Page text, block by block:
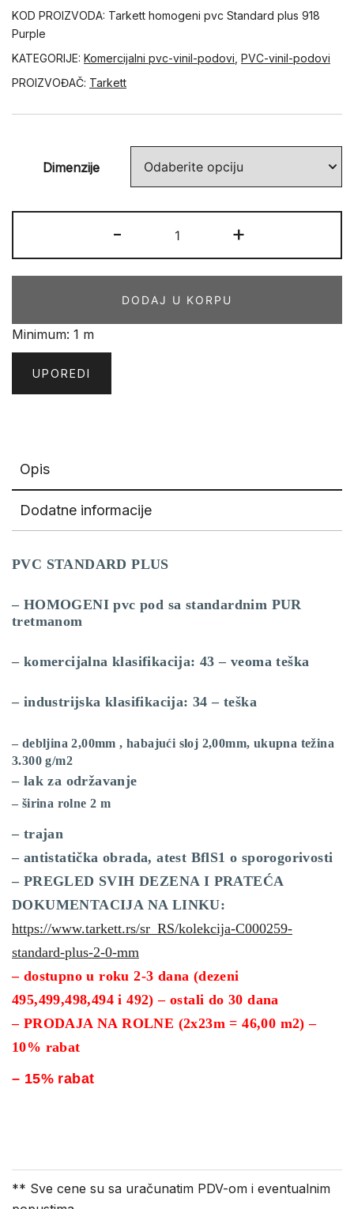
KOD PROIZVODA: Tarkett homogeni pvc Standard plus 918
Purple
KATEGORIJE: Komercijalni pvc-vinil-podovi PVC-vinil-podovi
PROIZVOĐAČ: Tarkett
Dimenzije
-
PLUS
918
količina
+
DODAJ U KORPU
Minimum: 1 m
UPOREDI
Opis
Dodatne informacije
PVC STANDARD PLUS
– HOMOGENI pvc pod sa standardnim PUR
tretmanom
– komercijalna klasifikacija: 43 – veoma teška
– industrijska klasifikacija: 34 – teška
– debljina 2,00mm , habajući sloj 2,00mm, ukupna težina
3.300 g/m2
– lak za održavanje
– širina rolne 2 m
– trajan
– antistatička obrada, atest BflS1 o sporogorivosti
– PREGLED SVIH DEZENA I PRATEĆA
DOKUMENTACIJA NA LINKU:
https://www.tarkett.rs/sr_RS/kolekcija-C000259-
standard-plus-2-0-mm
– dostupno u roku 2-3 dana (dezeni
495,499,498,494 i 492) – ostali do 30 dana
– PRODAJA NA ROLNE (2x23m = 46,00 m2) –
10% rabat
– 15% rabat
** Sve cene su sa uračunatim PDV-om i eventualnim